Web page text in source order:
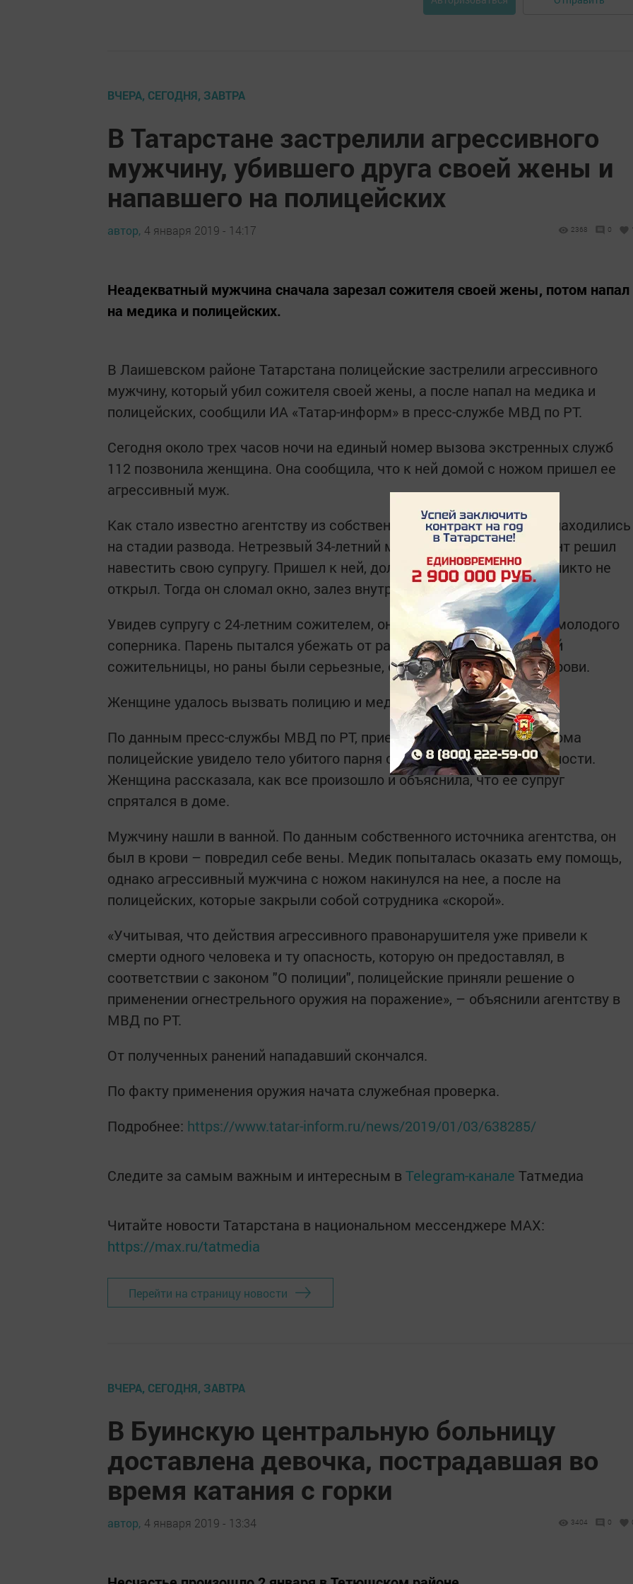
ВЧЕРА, СЕГОДНЯ, ЗАВТРА
В Татарстане застрелили агрессивного
мужчину, убившего друга своей жены и
напавшего на полицейских
автор, 4 января 2019 - 14:17 2368 0
Неадекватный мужчина сначала зарезал сожителя своей жены, потом напал
на медика и полицейских.
В Лаишевском районе Татарстана полицейские застрелили агрессивного
мужчину, который убил сожителя своей жены, а после напал на медика и
полицейских, сообщили ИА «Татар-информ» в пресс-службе МВД по РТ.
Сегодня около трех часов ночи на единый номер вызова экстренных служб
112 позвонила женщина. Она сообщила, что к ней домой с ножом пришел ее
агрессивный муж.
Как стало известно агентству из собственного источника, супруги находились
на стадии развода. Нетрезвый 34-летний мужчина в какой-то момент решил
навестить свою супругу. Пришел к ней, долго стучал, но дверь ему никто не
открыл. Тогда он сломал окно, залез внутрь.
Увидев супругу с 24-летним сожителем, он набросился с ножом на молодого
соперника. Парень пытался убежать от разъяренного супруга своей
сожительницы, но раны были серьезные, он скончался от потери крови.
Женщине удалось вызвать полицию и медиков.
По данным пресс-службы МВД по РТ, приехав на место, во дворе дома
полицейские увидело тело убитого парня с ранениями брюшной полости.
Женщина рассказала, как все произошло и объяснила, что ее супруг
спрятался в доме.
Мужчину нашли в ванной. По данным собственного источника агентства, он
был в крови – повредил себе вены. Медик попыталась оказать ему помощь,
однако агрессивный мужчина с ножом накинулся на нее, а после на
полицейских, которые закрыли собой сотрудника «скорой».
«Учитывая, что действия агрессивного правонарушителя уже привели к
смерти одного человека и ту опасность, которую он предоставлял, в
соответствии с законом "О полиции", полицейские приняли решение о
применении огнестрельного оружия на поражение», – объяснили агентству в
МВД по РТ.
От полученных ранений нападавший скончался.
По факту применения оружия начата служебная проверка.
Подробнее: https://www.tatar-inform.ru/news/2019/01/03/638285/
Следите за самым важным и интересным в Telegram-канале Татмедиа
Читайте новости Татарстана в национальном мессенджере MАХ:
https://max.ru/tatmedia
Перейти на страницу новости
ВЧЕРА, СЕГОДНЯ, ЗАВТРА
В Буинскую центральную больницу
доставлена девочка, пострадавшая во
время катания с горки
автор, 4 января 2019 - 13:34 3404 0